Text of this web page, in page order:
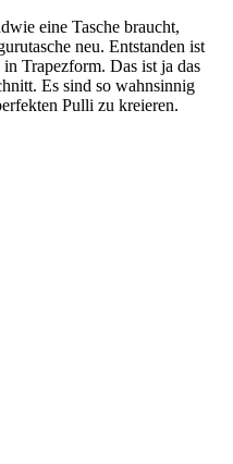
eine Tasche braucht,
neu. Entstanden ist
Trapezform. Das ist ja das
Es sind so wahnsinnig
Pulli zu kreieren.